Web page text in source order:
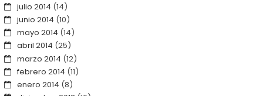
julio 2014 (14)
junio 2014 (10)
mayo 2014 (14)
abril 2014 (25)
marzo 2014 (12)
febrero 2014 (11)
enero 2014 (8)